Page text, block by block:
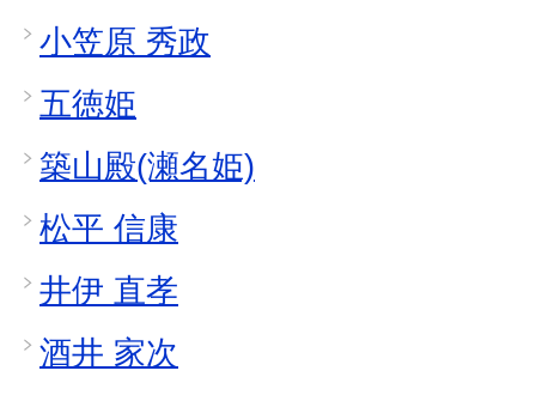
小笠原 秀政
五徳姫
築山殿(瀬名姫)
松平 信康
井伊 直孝
酒井 家次